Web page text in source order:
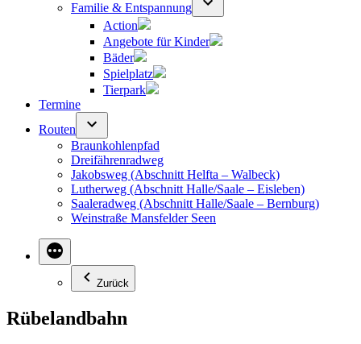
Familie & Entspannung
Action
Angebote für Kinder
Bäder
Spielplatz
Tierpark
Termine
Routen
Braunkohlenpfad
Dreifährenradweg
Jakobsweg (Abschnitt Helfta – Walbeck)
Lutherweg (Abschnitt Halle/Saale – Eisleben)
Saaleradweg (Abschnitt Halle/Saale – Bernburg)
Weinstraße Mansfelder Seen
Zurück
Rübelandbahn